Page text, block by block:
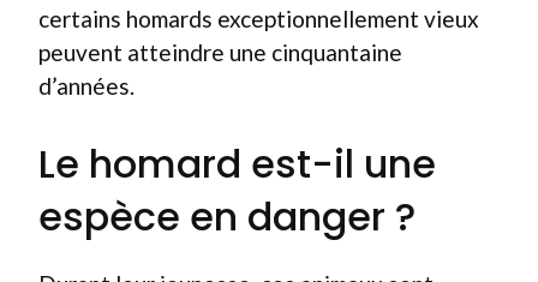
certains homards exceptionnellement vieux
peuvent atteindre une cinquantaine
d’années.
Le homard est-il une
espèce en danger ?